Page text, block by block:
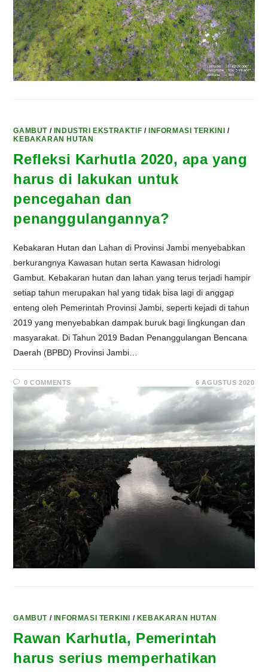
GAMBUT / INDUSTRI EKSTRAKTIF / INFORMASI TERKINI
/
KEBAKARAN HUTAN
Refleksi Karhutla 2020, apa yang
harus di lakukan untuk
pencegahan dan
penanggulangannya?
Kebakaran Hutan dan Lahan di Provinsi Jambi menyebabkan
berkurangnya Kawasan hutan serta Kawasan hidrologi
Gambut. Kebakaran hutan dan lahan yang terus terjadi hampir
setiap tahun merupakan hal yang tidak bisa lagi di anggap
enteng oleh Pemerintah Provinsi Jambi, seperti kejadi di tahun
2019 yang menyebabkan dampak buruk bagi lingkungan dan
masyarakat. Di Tahun 2019 Badan Penanggulangan Bencana
Daerah (BPBD) Provinsi Jambi…
0 COMMENTS 6 AGUSTUS 2020
GAMBUT / INFORMASI TERKINI / KEBAKARAN HUTAN
Rawan Karhutla, Pemerintah
harus serius memperhatikan